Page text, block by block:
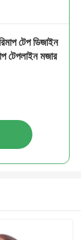
টেপ ডিজাইন
টেপলাইন মজার